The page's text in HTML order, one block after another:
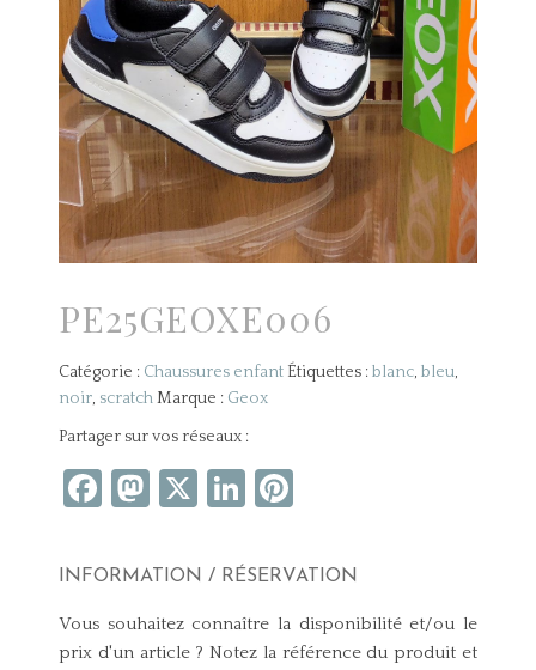
PE25GEOXE006
Catégorie : Chaussures enfant Étiquettes :blanc,bleu,
noir, scratch Marque : Geox
Partager sur vos réseaux :
Facebook
Mastodon
X LinkedIn
INFORMATION / RÉSERVATION
Vous souhaitez connaître la disponibilité et/ou le
prix d'un article ? Notez la référence du produit et